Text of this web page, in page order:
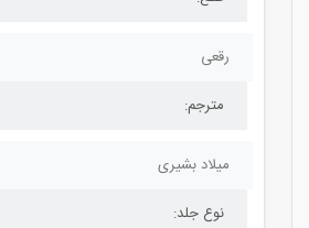
رقعی
مترجم:
میلاد بشیری
نوع جلد: